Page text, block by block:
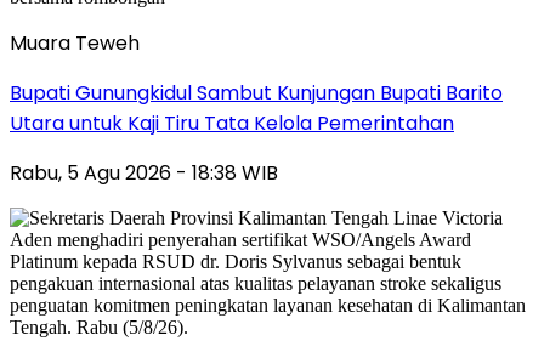
Muara Teweh
Bupati Gunungkidul Sambut Kunjungan Bupati Barito
Utara untuk Kaji Tiru Tata Kelola Pemerintahan
Rabu, 5 Agu 2026 - 18:38 WIB